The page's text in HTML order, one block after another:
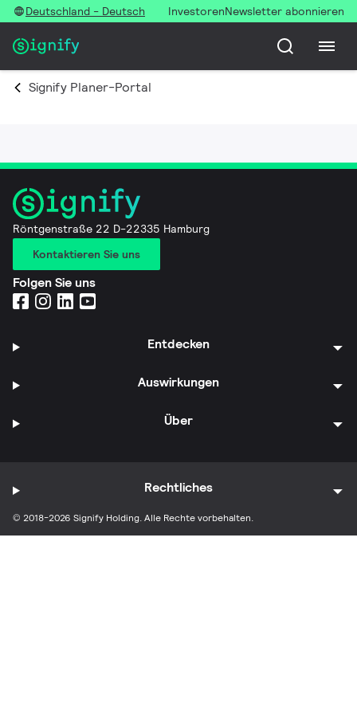
Deutschland - Deutsch InvestorenNewsletter abonnieren
Signify Planer-Portal
Röntgenstraße 22 D-22335 Hamburg
Kontaktieren Sie uns
Folgen Sie uns
Entdecken
Auswirkungen
Über
© 2018-2026 Signify Holding. Alle Rechte vorbehalten.
Rechtliches